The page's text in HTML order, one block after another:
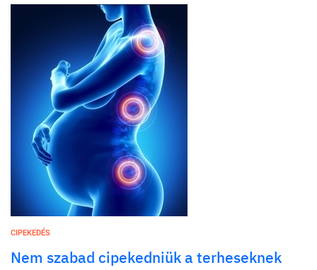
CIPEKEDÉS
Nem szabad cipekedniük a terheseknek